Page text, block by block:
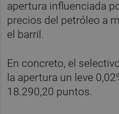
apertura influenciada
precios del petróleo a
el barril.
En concreto, el
la apertura un leve
18.290,20 puntos.